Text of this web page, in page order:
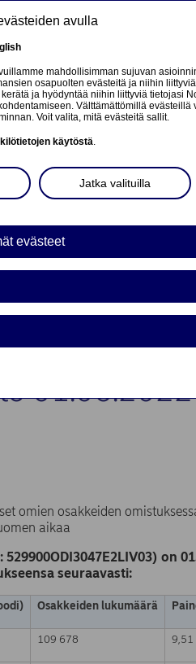
meistä Sijoittajat
page.
Oyj:
01.06.2022
omien osakkeiden
aikaa
529900ODI3047E2LIV03) on
seuraavasti:
Osakkeiden lukumäärä
109 678 9,51
avulla
mahdollisimman sujuvan
osapuolten evästeitä ja niihin
ja hyödyntää niihin liittyviä tietojasi
Välttämättömillä evästeillä
Voit valita, mitä evästeitä sallit.
käytöstä.
Jatka valituilla
evästeet